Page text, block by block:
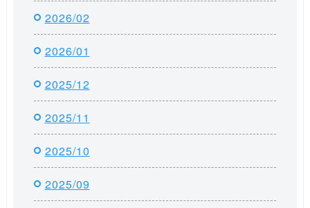
2026/02
2026/01
2025/12
2025/11
2025/10
2025/09